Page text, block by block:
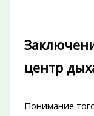
центр
Понимание